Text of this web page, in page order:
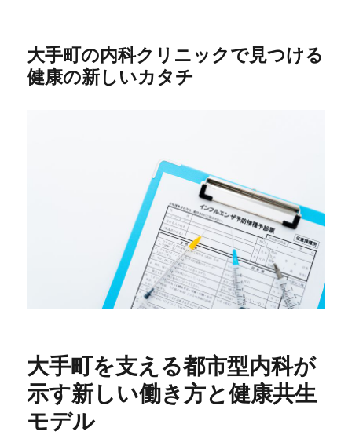
大手町の内科クリニックで見つける
健康の新しいカタチ
大手町を支える都市型内科が
示す新しい働き方と健康共生
モデル